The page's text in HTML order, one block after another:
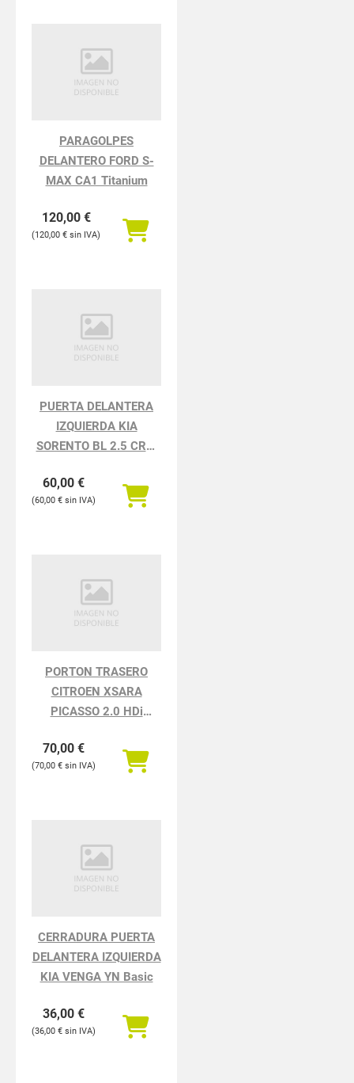
PARAGOLPES
DELANTERO FORD S-
MAX CA1 Titanium
120,00 €
120,00 €
PUERTA DELANTERA
IZQUIERDA KIA
SORENTO BL 2.5 CRDi
60,00 €
60,00 €
PORTON TRASERO
CITROEN XSARA
PICASSO 2.0 HDi
70,00 €
70,00 €
CERRADURA PUERTA
DELANTERA IZQUIERDA
KIA VENGA YN Basic
36,00 €
36,00 €